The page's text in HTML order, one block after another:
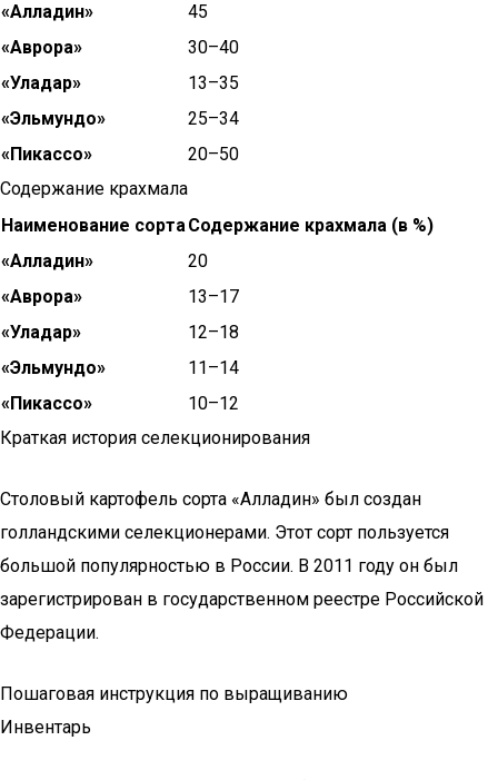
«Алладин»
45
«Аврора»
30–40
«Уладар»
13–35
«Эльмундо»
25–34
«Пикассо»
20–50
Содержание крахмала
Наименование сортаСодержание крахмала (в %)
«Алладин»
20
«Аврора»
13–17
«Уладар»
12–18
«Эльмундо»
11–14
«Пикассо»
10–12
Краткая история селекционирования
Столовый картофель сорта «Алладин» был создан
голландскими селекционерами. Этот сорт пользуется
большой популярностью в России. В 2011 году он был
зарегистрирован в государственном реестре Российской
Федерации.
Пошаговая инструкция по выращиванию
Инвентарь